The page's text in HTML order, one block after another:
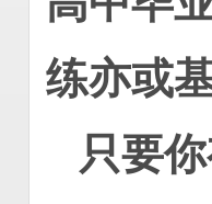
练亦或
只要你